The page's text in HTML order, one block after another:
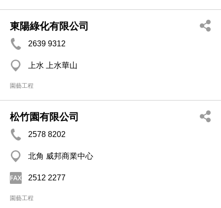
東陽綠化有限公司
2639 9312
上水 上水華山
園藝工程
松竹園有限公司
2578 8202
北角 威邦商業中心
2512 2277
園藝工程